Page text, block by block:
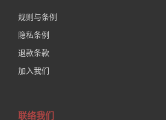
规则与条例
隐私条例
退款条款
加入我们
联络我们